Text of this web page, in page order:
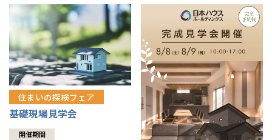
住まいの探検フェア
基礎現場見学会
開催期間